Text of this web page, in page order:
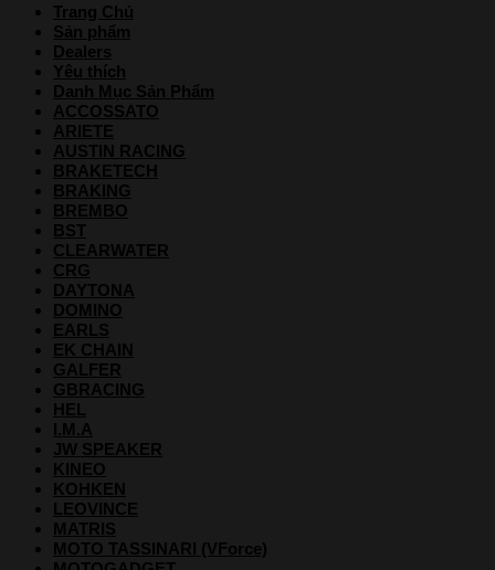
Trang Chủ
Sản phẩm
Dealers
Yêu thích
Danh Mục Sản Phẩm
ACCOSSATO
ARIETE
AUSTIN RACING
BRAKETECH
BRAKING
BREMBO
BST
CLEARWATER
CRG
DAYTONA
DOMINO
EARLS
EK CHAIN
GALFER
GBRACING
HEL
I.M.A
JW SPEAKER
KINEO
KOHKEN
LEOVINCE
MATRIS
MOTO TASSINARI (VForce)